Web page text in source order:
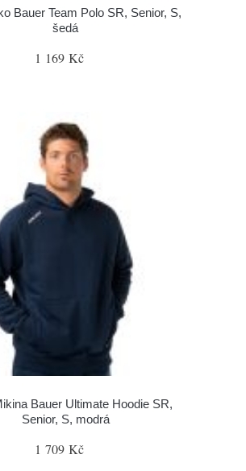
Bauer Team Polo SR, Senior, S,
šedá
1 169 Kč
Bauer Ultimate Hoodie SR,
Senior, S, modrá
1 709 Kč